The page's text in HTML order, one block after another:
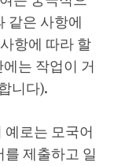
같은 사항에
항에 따라 할
는 작업이 거
니다).
로는 모국어
제출하고 일